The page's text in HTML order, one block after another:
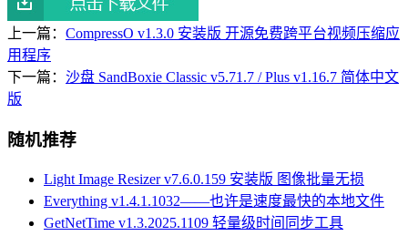
上一篇： CompressO v1.3.0 安装版 开源免费跨平台视频压缩应
用程序
下一篇： 沙盘 SandBoxie Classic v5.71.7 / Plus v1.16.7 简体中文
版
随机推荐
Light Image Resizer v7.6.0.159 安装版 图像批量无损
Everything v1.4.1.1032——也许是速度最快的本地文件
GetNetTime v1.3.2025.1109 轻量级时间同步工具